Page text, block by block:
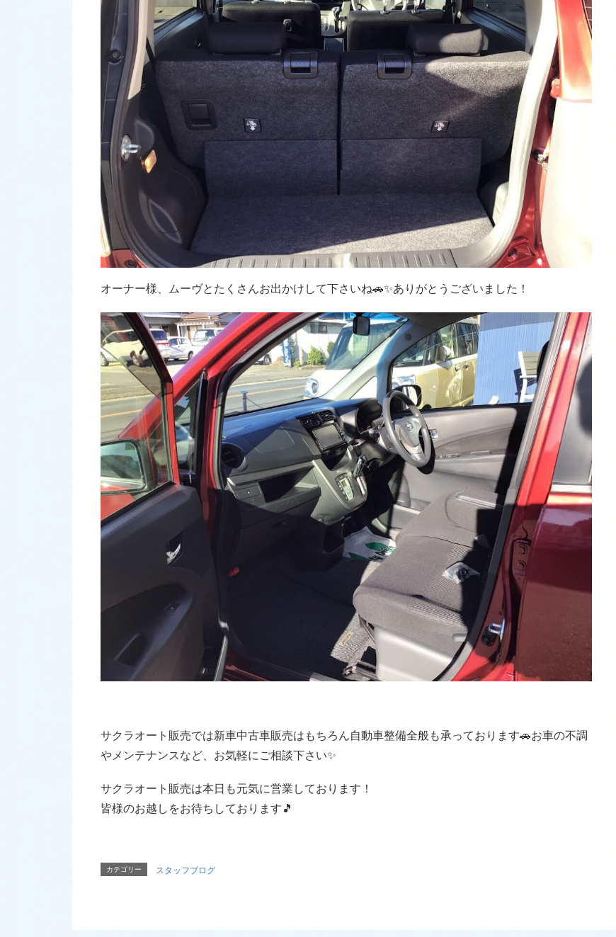
オーナー様、ムーヴとたくさんお出かけして下さいね🚗✨ありがとうございました！
サクラオート販売では新車中古車販売はもちろん自動車整備全般も承っております🚗お車の不調
やメンテナンスなど、お気軽にご相談下さい✨
サクラオート販売は本日も元気に営業しております！
皆様のお越しをお待ちしております🎵
カテゴリー スタッフブログ